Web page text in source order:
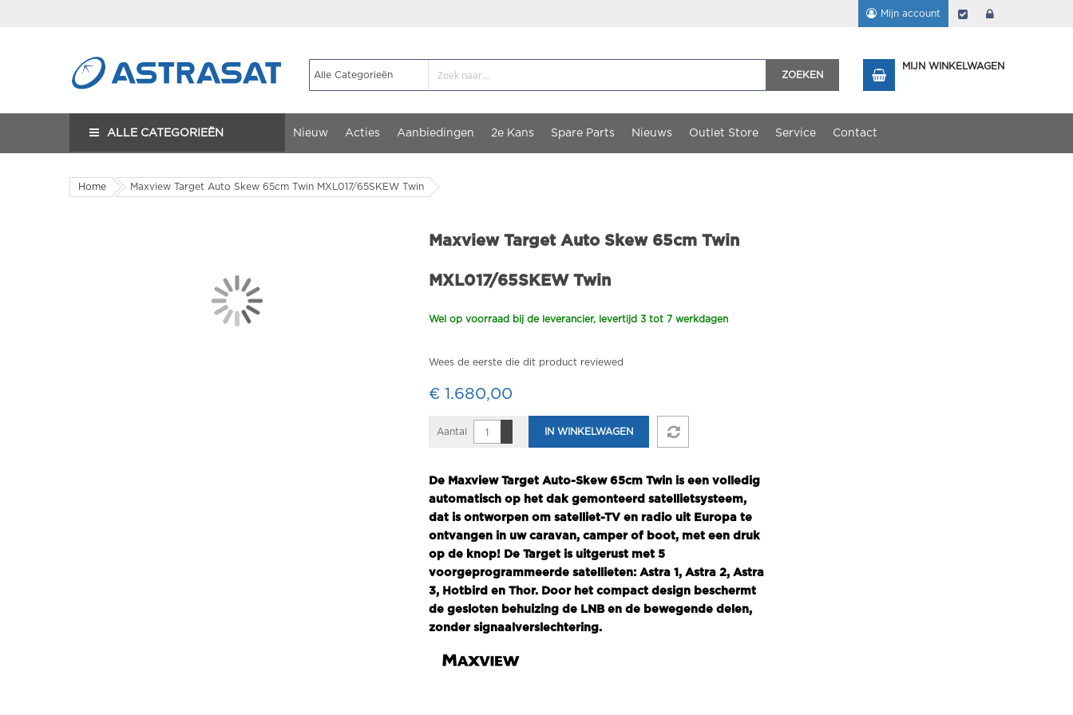
Mijn account Afrekenen
ZOEKEN
MIJN WINKELWAGEN
ALLE CATEGORIEËN Nieuw Acties Aanbiedingen 2e Kans Spare Parts Nieuws Outlet Store Service Contact
Home Maxview Target Auto Skew 65cm Twin MXL017/65SKEW Twin
Maxview Target Auto Skew 65cm Twin
MXL017/65SKEW Twin
Wel op voorraad bij de leverancier, levertijd 3 tot 7 werkdagen
Wees de eerste die dit product reviewed
€ 1.680,00
Aantal IN WINKELWAGEN
De Maxview Target Auto-Skew 65cm Twin is een volledig
automatisch op het dak gemonteerd satellietsysteem,
dat is ontworpen om satelliet-TV en radio uit Europa te
ontvangen in uw caravan, camper of boot, met een druk
op de knop! De Target is uitgerust met 5
voorgeprogrammeerde satellieten: Astra 1, Astra 2, Astra
3, Hotbird en Thor. Door het compact design beschermt
de gesloten behuizing de LNB en de bewegende delen,
zonder signaalverslechtering.